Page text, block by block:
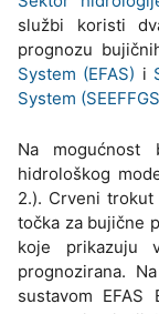
službi koristi
prognozu
System (EFAS) i
System
Na mogućnost
hidrološkog
2.). Crveni
točka za bujične
koje prikazuju
prognozirana.
sustavom